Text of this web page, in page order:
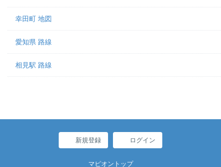
幸田町 地図
愛知県 路線
相見駅 路線
新規登録 ログイン
マピオントップ